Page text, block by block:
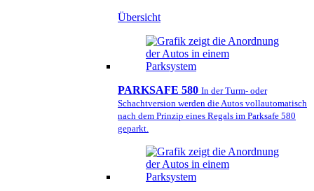
Übersicht
PARKSAFE 580 In der Turm- oder
Schachtversion werden die Autos vollautomatisch
nach dem Prinzip eines Regals im Parksafe 580
geparkt.